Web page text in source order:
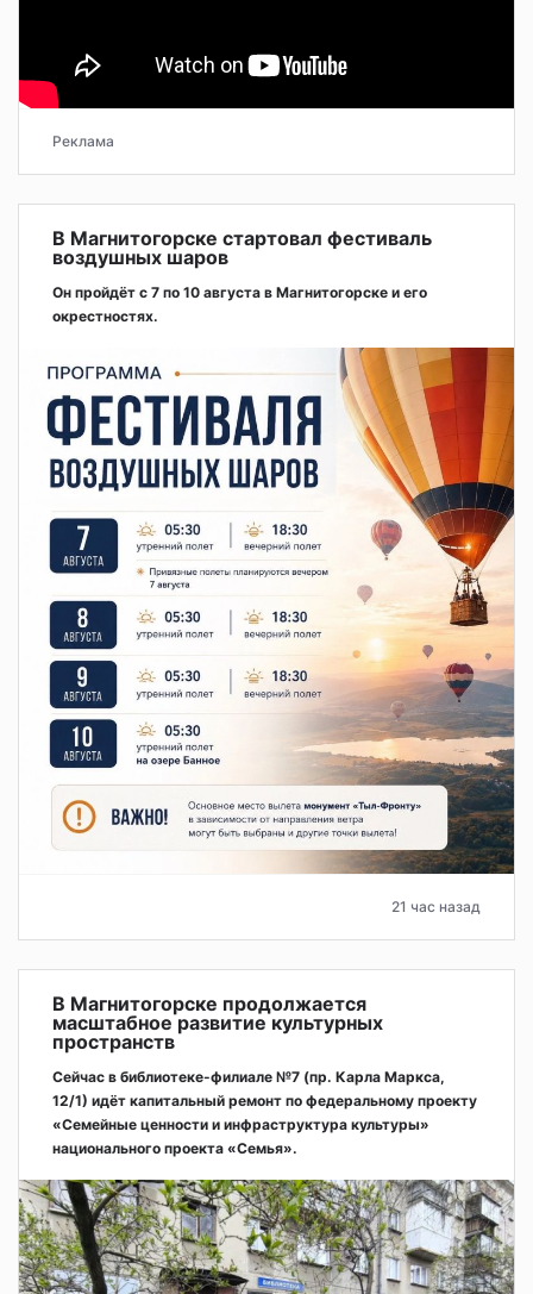
Реклама
В Магнитогорске стартовал фестиваль
воздушных шаров
Он пройдёт с 7 по 10 августа в Магнитогорске и его
окрестностях.
21 час назад
В Магнитогорске продолжается
масштабное развитие культурных
пространств
Сейчас в библиотеке-филиале №7 (пр. Карла Маркса,
12/1) идёт капитальный ремонт по федеральному проекту
«Семейные ценности и инфраструктура культуры»
национального проекта «Семья».